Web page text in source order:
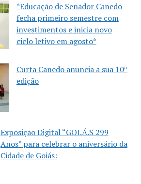
*Educação de Senador Canedo
fecha primeiro semestre com
investimentos e inicia novo
ciclo letivo em agosto*
Curta Canedo anuncia a sua 10ª
edição
Exposição Digital “GOI.Á.S 299
Anos” para celebrar o aniversário da
Cidade de Goiás: